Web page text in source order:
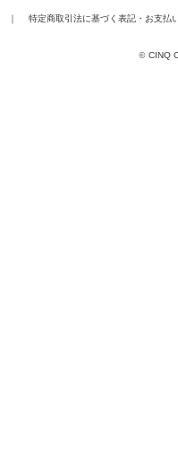
｜ 特定商取引法に基づく表記 ・ お支払
© CINQ